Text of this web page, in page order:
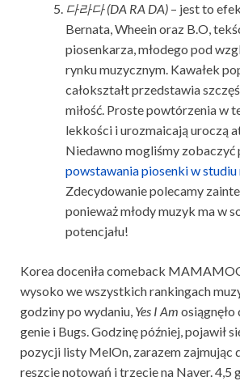
다라다 (DA RA DA) – jest to
Bernata, Wheein oraz B.O,
piosenkarza, młodego pod
rynku muzycznym. Kawałek
całokształt przedstawia
miłość. Proste powtórzenia w
lekkości i urozmaicają uroczą
Niedawno mogliśmy zobaczyć
powstawania piosenki w
Zdecydowanie polecamy
ponieważ młody muzyk ma w
potencjału!
Korea doceniła comeback
wysoko we wszystkich rankingach
godziny po wydaniu, Yes I Am osiągnęło
genie i Bugs. Godzinę później, pojawił
pozycji listy MelOn, zarazem zajmując
reszcie notowań i trzecie na Naver. 4,5